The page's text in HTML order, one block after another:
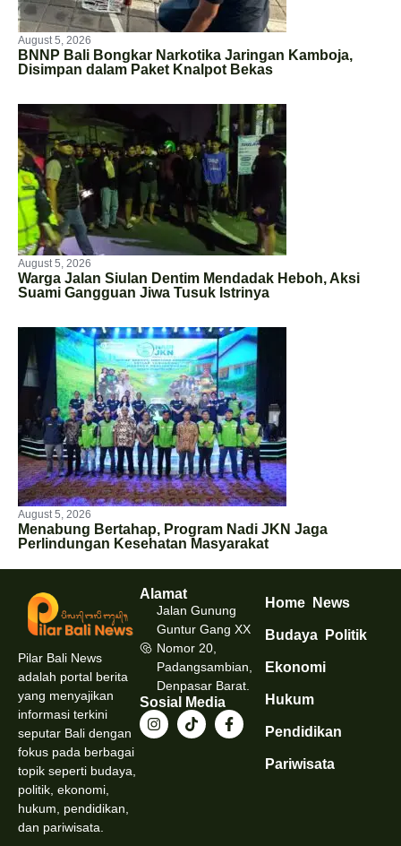
August 5, 2026
BNNP Bali Bongkar Narkotika Jaringan Kamboja,
Disimpan dalam Paket Knalpot Bekas
August 5, 2026
Warga Jalan Siulan Dentim Mendadak Heboh, Aksi
Suami Gangguan Jiwa Tusuk Istrinya
August 5, 2026
Menabung Bertahap, Program Nadi JKN Jaga
Perlindungan Kesehatan Masyarakat
Pilar Bali News
adalah portal berita
yang menyajikan
informasi terkini
seputar Bali dengan
fokus pada berbagai
topik seperti budaya,
politik, ekonomi,
hukum, pendidikan,
dan pariwisata.
Alamat
Jalan Gunung
Guntur Gang XX
Nomor 20,
Padangsambian,
Denpasar Barat.
Sosial Media
Home News
Budaya Politik
Ekonomi
Hukum
Pendidikan
Pariwisata